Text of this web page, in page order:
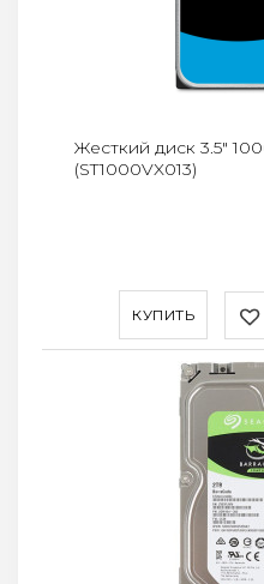
КУПИТЬ
Жесткий диск 3.5"
(ST1000VX013)